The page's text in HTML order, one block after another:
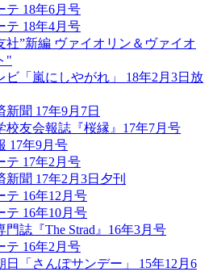
テ 18年6月号
テ 18年4月号
社”新編 ヴァイオリン＆ヴァイオ
"
ビ「嵐にしやがれ」 18年2月3日放
新聞 17年9月7日
校友会報誌『桜縁』17年7月号
17年9月号
テ 17年2月号
新聞 17年2月3日夕刊
テ 16年12月号
テ 16年10月号
門誌『The Strad』16年3月号
テ 16年2月号
日「さんぽサンデー」 15年12月6